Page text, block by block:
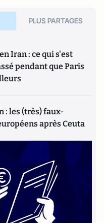
PLUS PARTAGES
Iran : ce qui s'est
pendant que Paris
: les (très) faux-
après Ceuta